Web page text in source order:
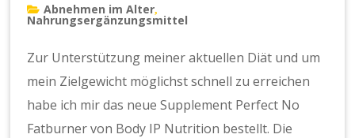
Abnehmen im Alter
Nahrungsergänzungsmittel
Zur Unterstützung meiner aktuellen Diät und um
mein Zielgewicht möglichst schnell zu erreichen
habe ich mir das neue Supplement Perfect No
Fatburner von Body IP Nutrition bestellt. Die